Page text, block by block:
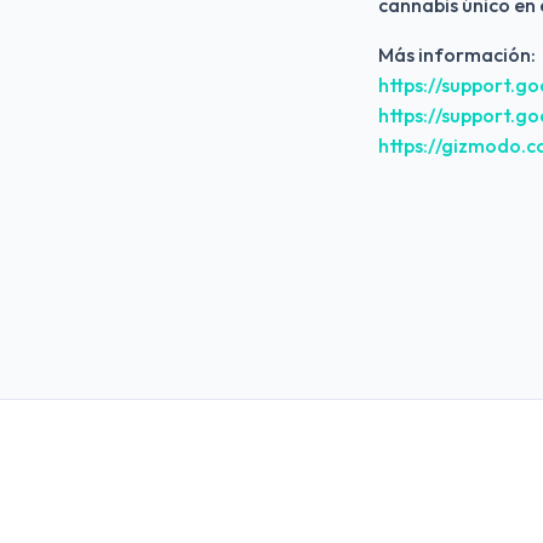
cannabis único en
Más información:
https://
https://
https://